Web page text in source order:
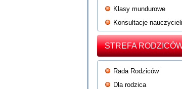
Klasy mundurowe
Konsultacje nauczycieli
STREFA
Rada Rodziców
Dla rodzica